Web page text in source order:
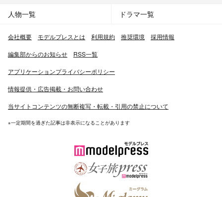
人物一覧 ドラマ一覧
会社概要 モデルプレスとは 利用規約 推奨環境 採用情報
編集部からのお知らせ RSS一覧
アプリケーションプライバシーポリシー
情報提供・広告掲載・お問い合わせ
当サイトコンテンツの無断複写・転載・引用の禁止について
※一定期間を過ぎた記事は非表示になることがあります